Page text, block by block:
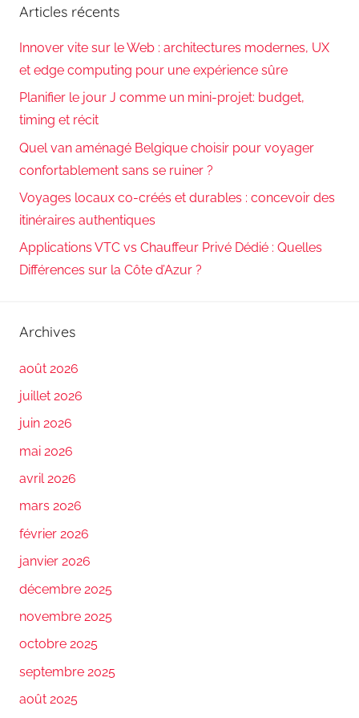
Articles récents
Innover vite sur le Web : architectures modernes, UX
et edge computing pour une expérience sûre
Planifier le jour J comme un mini-projet: budget,
timing et récit
Quel van aménagé Belgique choisir pour voyager
confortablement sans se ruiner ?
Voyages locaux co-créés et durables : concevoir des
itinéraires authentiques
Applications VTC vs Chauffeur Privé Dédié : Quelles
Différences sur la Côte d’Azur ?
Archives
août 2026
juillet 2026
juin 2026
mai 2026
avril 2026
mars 2026
février 2026
janvier 2026
décembre 2025
novembre 2025
octobre 2025
septembre 2025
août 2025